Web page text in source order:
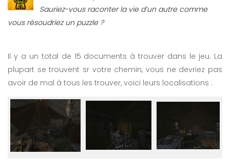
Sauriez-vous raconter la vie d’un autre comme
vous résoudriez un puzzle ?
Il y a un total de 15 documents à trouver dans le jeu. La
plupart se trouvent sr votre chemin, vous ne devriez pas
avoir de mal à tous les trouver, voici leurs localisations :